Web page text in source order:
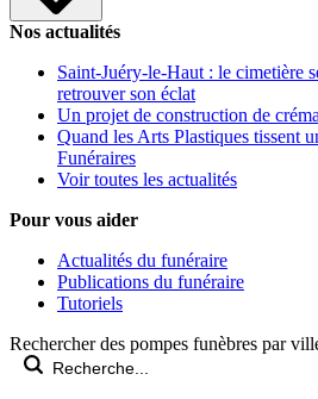
Nos actualités
Saint-Juéry-le-Haut : le cimetière
retrouver son éclat
Un projet de construction de
Quand les Arts Plastiques tissent
Funéraires
Voir toutes les actualités
Pour vous aider
Actualités du funéraire
Publications du funéraire
Tutoriels
Rechercher des pompes funèbres par